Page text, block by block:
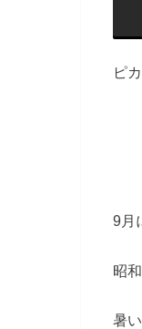
ピ
9月
昭
暑